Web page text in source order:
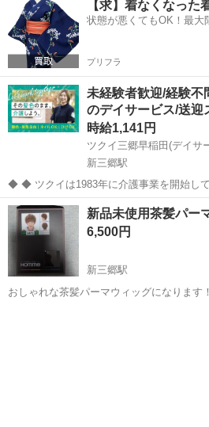
保存してました。取りに来てくれる方限定
【求】着なくなった
状態が悪くてもOK！最大
プリフラ
未経験者歓迎/経験不
のデイサービス/送
時給1,141円
ツクイ三郷早稲田(デイサ
新三郷駅
◆ ◆ ツクイは1983年に介護事業を開始しており、すでに40年を超え
る歴史を有しています。デイサービスでは業
ープ会社の経営管理 ◆在宅介護サービス:
入浴/訪問看護/...
埼玉 三郷市 新三郷駅 その他
新品未使用茶髪パー
6,500円
新三郷駅
おしゃれな茶髪パーマウィッグになります